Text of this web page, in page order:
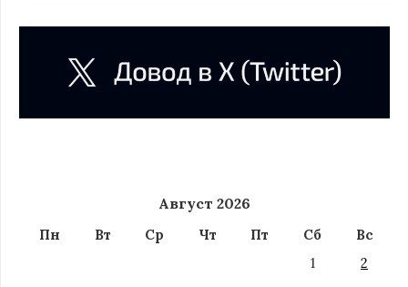
Август 2026
Пн Вт Ср Чт Пт Сб
Вс
1
2